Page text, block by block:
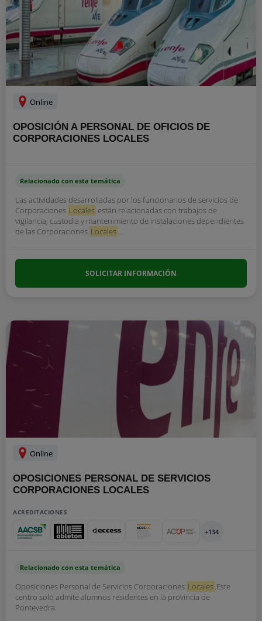
Online
OPOSICIÓN A PERSONAL DE OFICIOS DE
CORPORACIONES LOCALES
Relacionado con esta temática
Las actividades desarrolladas por los funcionarios de servicios de
Corporaciones Locales están relacionadas con trabajos de
vigilancia, custodia y mantenimiento de instalaciones dependientes
de las Corporaciones Locales...
SOLICITAR INFORMACIÓN
Online
OPOSICIONES PERSONAL DE SERVICIOS
CORPORACIONES LOCALES
ACREDITACIONES
+134
Relacionado con esta temática
Oposiciones Personal de Servicios Corporaciones Locales.Este
centro solo admite alumnos residentes en la provincia de
Pontevedra.